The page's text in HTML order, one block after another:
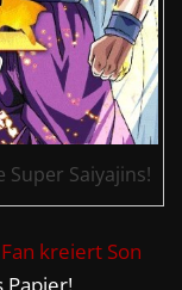
Saiyajins!
Fan kreiert Son